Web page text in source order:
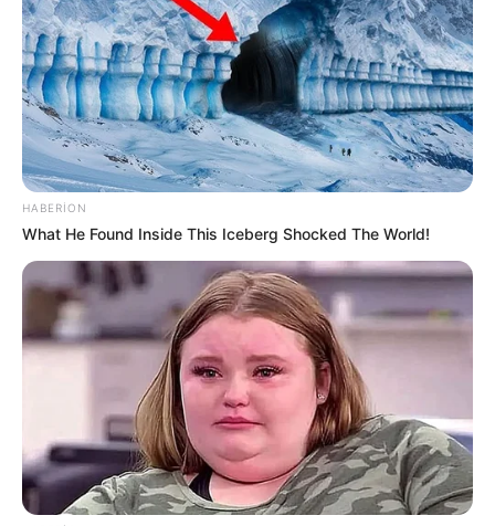
55 0 0
08:57 / 06 Avqust 2026
Bakıda 3 istiqamətdə TIXAC VAR
0 0
HABERION
What He Found Inside This Iceberg Shocked The World!